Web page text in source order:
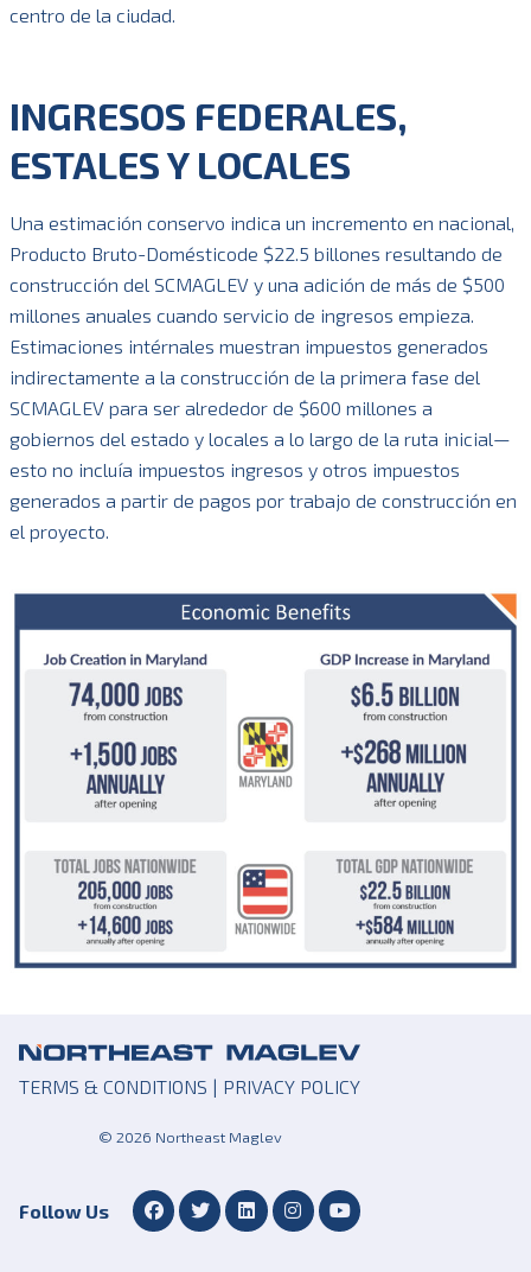
centro de la ciudad.
INGRESOS FEDERALES,
ESTALES Y LOCALES
Una estimación conservo indica un incremento en nacional,
Producto Bruto-Domésticode $22.5 billones resultando de
construcción del SCMAGLEV y una adición de más de $500
millones anuales cuando servicio de ingresos empieza.
Estimaciones intérnales muestran impuestos generados
indirectamente a la construcción de la primera fase del
SCMAGLEV para ser alrededor de $600 millones a
gobiernos del estado y locales a lo largo de la ruta inicial—
esto no incluía impuestos ingresos y otros impuestos
generados a partir de pagos por trabajo de construcción en
el proyecto.
TERMS & CONDITIONS | PRIVACY POLICY
© 2026 Northeast Maglev
Follow Us